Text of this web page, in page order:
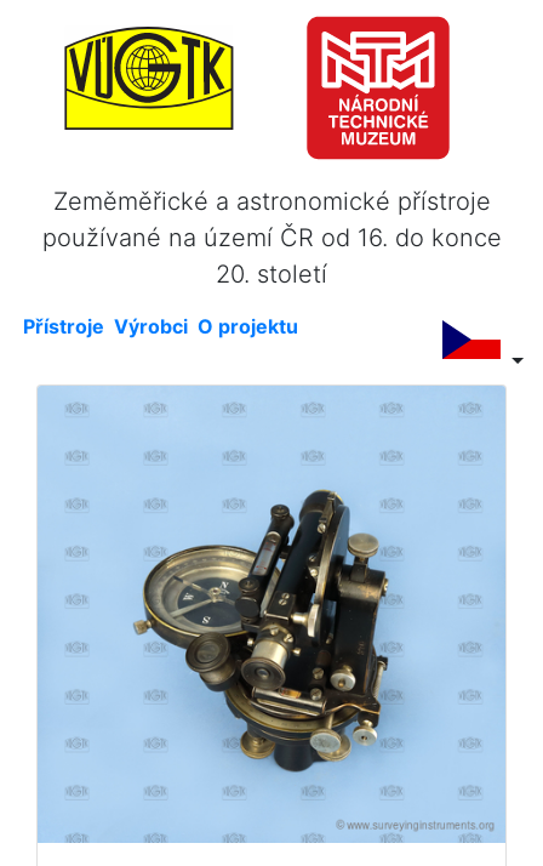
Zeměměřické a astronomické přístroje
používané na území ČR od 16. do konce
20. století
Přístroje Výrobci O projektu